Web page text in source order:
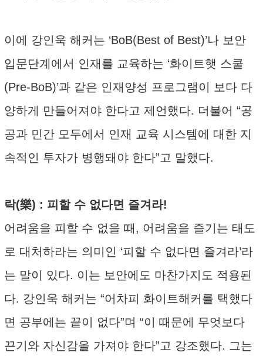
이에 강인욱 해커는 ‘BoB(Best of Best)’나 보안
입문단계에서 인재를 교육하는 ‘화이트햇 스쿨
(Pre-BoB)’과 같은 인재양성 프로그램이 보다 다
양하게 만들어져야 한다고 제언했다. 더불어 “공
공과 민간 모두에서 인재 교육 시스템에 대한 지
속적인 투자가 병행돼야 한다”고 말했다.
락(樂) : 피할 수 없다면 즐겨라!
어려움을 피할 수 없을 때, 어려움을 즐기는 태도
로 대처하라는 의미인 ‘피할 수 없다면 즐겨라’라
는 말이 있다. 이는 보안에도 마찬가지도 적용된
다. 강인욱 해커는 “어차피 화이트해커를 택했다
면 공부에는 끝이 없다”며 “이 때문에 무엇보다
끈기와 자신감을 가져야 한다”고 강조했다. 그는